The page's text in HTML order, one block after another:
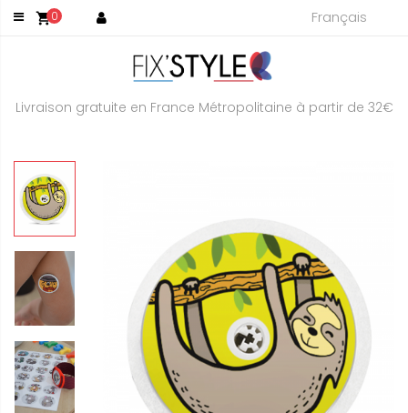
shopping_cart0 Français
Livraison gratuite en France Métropolitaine à partir de 32€